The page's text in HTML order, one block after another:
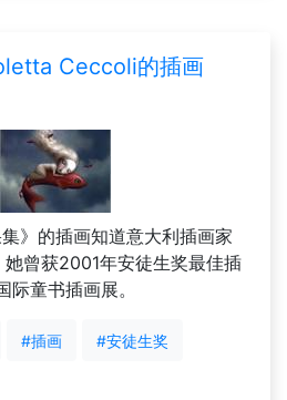
Ceccoli的插画
》的插画知道意大利插画家
曾获2001年安徒生奖最佳插
童书插画展。
#插画 #安徒生奖